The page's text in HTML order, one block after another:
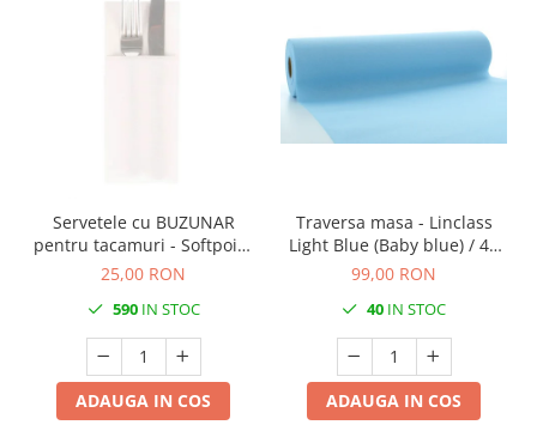
Servetele cu BUZUNAR
pentru tacamuri - Softpoint
(Alb) / 33 x 40 cm / 50 buc
25,00 RON
590IN STOC
ADAUGA IN COS
Traversa masa - Linclass
Light Blue (Baby blue) / 40
cm x 24 m / 1 rola
99,00 RON
40 IN STOC
ADAUGA IN COS